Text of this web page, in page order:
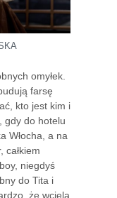
omyłek.
farsę
kto jest kim i
gdy do hotelu
Włocha, a na
niegdyś
do Tita i
że wciela